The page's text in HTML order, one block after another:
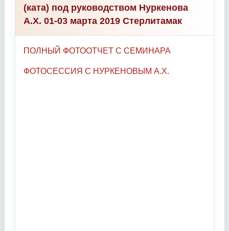
(ката) под руководством Нуркенова
А.Х. 01-03 марта 2019 Стерлитамак
ПОЛНЫЙ ФОТООТЧЕТ С СЕМИНАРА
ФОТОСЕССИЯ С НУРКЕНОВЫМ А.Х.